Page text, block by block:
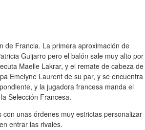
de Francia. La primera aproximación de
Guijarro pero el balón sale muy alto por
Maelle Lakrar, y el remate de cabeza de
Emelyne Laurent de su par, y se encuentra
y la jugadora francesa manda el
Selección Francesa.
unas órdenes muy estrictas personalizar
entrar las rivales.